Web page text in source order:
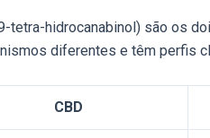
tetra-hidrocanabinol) são os
diferentes e têm perfis
CBD